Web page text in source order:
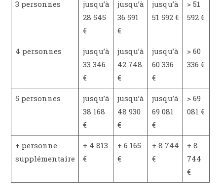
3 personnes
jusqu’à
28 545
€
jusqu’à
36 591
€
jusqu’à
51 592 €
> 51
592 €
4 personnes
jusqu’à
33 346
€
jusqu’à
42 748
€
jusqu’à
60 336
€
> 60
336 €
5 personnes
jusqu’à
38 168
€
jusqu’à
48 930
€
jusqu’à
69 081
€
> 69
081 €
+ personne
supplémentaire
+ 4 813
€
+ 6 165
€
+ 8 744
€
+ 8
744
€